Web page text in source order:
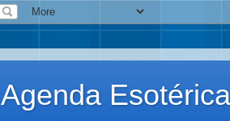
Agenda Esotérica